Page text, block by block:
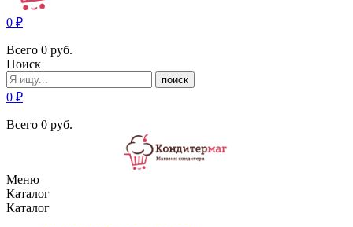
0 ₽
Всего 0 руб.
Поиск
поиск
0 ₽
Всего 0 руб.
Меню
Каталог
Каталог